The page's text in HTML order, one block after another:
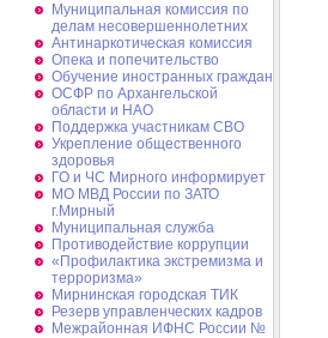
Муниципальная комиссия по
делам несовершеннолетних
Антинаркотическая комиссия
Опека и попечительство
Обучение иностранных граждан
ОСФР по Архангельской
области и НАО
Поддержка участникам СВО
Укрепление общественного
здоровья
ГО и ЧС Мирного информирует
МО МВД России по ЗАТО
г.Мирный
Муниципальная cлужба
Противодействие коррупции
«Профилактика экстремизма и
терроризма»
Мирнинская городская ТИК
Резерв управленческих кадров
Межрайонная ИФНС России №